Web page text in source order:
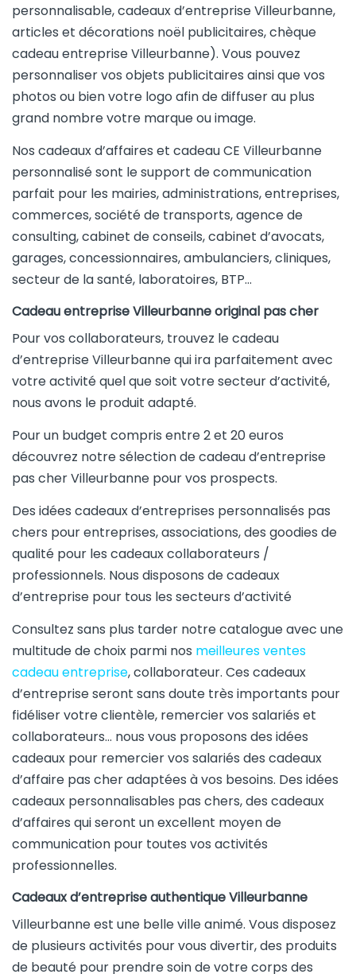
personnalisable, cadeaux d’entreprise Villeurbanne,
articles et décorations noël publicitaires, chèque
cadeau entreprise Villeurbanne). Vous pouvez
personnaliser vos objets publicitaires ainsi que vos
photos ou bien votre logo afin de diffuser au plus
grand nombre votre marque ou image.
Nos cadeaux d’affaires et cadeau CE Villeurbanne
personnalisé sont le support de communication
parfait pour les mairies, administrations, entreprises,
commerces, société de transports, agence de
consulting, cabinet de conseils, cabinet d’avocats,
garages, concessionnaires, ambulanciers, cliniques,
secteur de la santé, laboratoires, BTP…
Cadeau entreprise Villeurbanne original pas cher
Pour vos collaborateurs, trouvez le cadeau
d’entreprise Villeurbanne qui ira parfaitement avec
votre activité quel que soit votre secteur d’activité,
nous avons le produit adapté.
Pour un budget compris entre 2 et 20 euros
découvrez notre sélection de cadeau d’entreprise
pas cher Villeurbanne pour vos prospects.
Des idées cadeaux d’entreprises personnalisés pas
chers pour entreprises, associations, des goodies de
qualité pour les cadeaux collaborateurs /
professionnels. Nous disposons de cadeaux
d’entreprise pour tous les secteurs d’activité
Consultez sans plus tarder notre catalogue avec une
multitude de choix parmi nos meilleures ventes
cadeau entreprise, collaborateur. Ces cadeaux
d’entreprise seront sans doute très importants pour
fidéliser votre clientèle, remercier vos salariés et
collaborateurs… nous vous proposons des idées
cadeaux pour remercier vos salariés des cadeaux
d’affaire pas cher adaptées à vos besoins. Des idées
cadeaux personnalisables pas chers, des cadeaux
d’affaires qui seront un excellent moyen de
communication pour toutes vos activités
professionnelles.
Cadeaux d’entreprise authentique Villeurbanne
Villeurbanne est une belle ville animé. Vous disposez
de plusieurs activités pour vous divertir, des produits
de beauté pour prendre soin de votre corps des